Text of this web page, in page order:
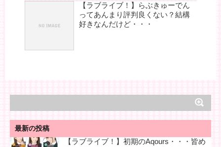
【ラブライブ！】らぶきゅーでん
ってあんまり評判良くない？結構
好きなんだけど・・・
最新の投稿
【ラブライブ！】初期のAqours・・・皆め